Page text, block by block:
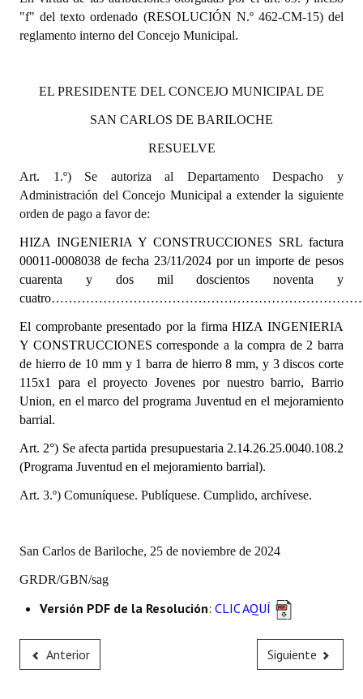
Declaraciones
INSTITUCIONAL
Noticias Destacadas
Registros y Distinciones
Datos Históricos
Premio al Mérito - Registro
Audiencias Públicas - Registro
Mujeres que Dejaron Huellas - Registro
Periodistas Decanos - Registro
Ciudadano Ilustre - Registro
Banca del Vecino - Registro
Huéspedes de Honor - Registro
Reconocimientos - Registro
Bariloche, Municipio intercultural
REFORMA DE LA CARTA ORGÁNICA
"f" del texto ordenado (RESOLUCIÓN N.º 462-CM-15) del
reglamento interno del Concejo Municipal.
EL PRESIDENTE DEL CONCEJO MUNICIPAL DE
SAN CARLOS DE BARILOCHE
RESUELVE
Art. 1.º) Se autoriza al Departamento Despacho y
Administración del Concejo Municipal a extender la siguiente
orden de pago a favor de:
HIZA INGENIERIA Y CONSTRUCCIONES SRL factura
00011-0008038 de fecha 23/11/2024 por un importe de pesos
cuarenta y dos mil doscientos noventa y
El comprobante presentado por la firma HIZA INGENIERIA
Y CONSTRUCCIONES corresponde a la compra de 2 barra
de hierro de 10 mm y 1 barra de hierro 8 mm, y 3 discos corte
115x1 para el proyecto Jovenes por nuestro barrio, Barrio
Union, en el marco del programa Juventud en el mejoramiento
barrial.
Art. 2°) Se afecta partida presupuestaria 2.14.26.25.0040.108.2
(Programa Juventud en el mejoramiento barrial).
Art. 3.º) Comuníquese. Publíquese. Cumplido, archívese.
San Carlos de Bariloche, 25 de noviembre de 2024
GRDR/GBN/sag
Versión PDF de la Resolución: CLIC AQUÍ
Anterior Siguiente